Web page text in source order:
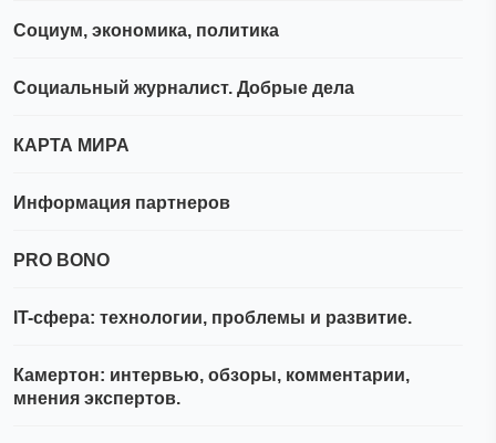
Социум, экономика, политика
Социальный журналист. Добрые дела
КАРТА МИРА
Информация партнеров
PRO BONO
IT-сфера: технологии, проблемы и развитие.
Камертон: интервью, обзоры, комментарии,
мнения экспертов.